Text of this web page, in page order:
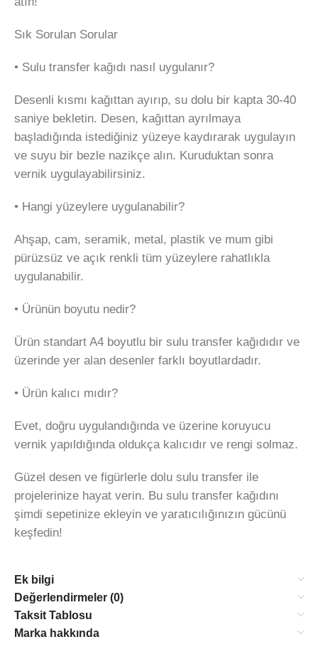
Sık Sorulan Sorular
• Sulu transfer kağıdı nasıl uygulanır?
Desenli kısmı kağıttan ayırıp, su dolu bir kapta 30-40
saniye bekletin. Desen, kağıttan ayrılmaya
başladığında istediğiniz yüzeye kaydırarak uygulayın
ve suyu bir bezle nazikçe alın. Kuruduktan sonra
vernik uygulayabilirsiniz.
• Hangi yüzeylere uygulanabilir?
Ahşap, cam, seramik, metal, plastik ve mum gibi
pürüzsüz ve açık renkli tüm yüzeylere rahatlıkla
uygulanabilir.
• Ürünün boyutu nedir?
Ürün standart A4 boyutlu bir sulu transfer kağıdıdır ve
üzerinde yer alan desenler farklı boyutlardadır.
• Ürün kalıcı mıdır?
Evet, doğru uygulandığında ve üzerine koruyucu
vernik yapıldığında oldukça kalıcıdır ve rengi solmaz.
Güzel desen ve figürlerle dolu sulu transfer ile
projelerinize hayat verin. Bu sulu transfer kağıdını
şimdi sepetinize ekleyin ve yaratıcılığınızın gücünü
keşfedin!
Ek bilgi
Değerlendirmeler (0)
Taksit Tablosu
Marka hakkında